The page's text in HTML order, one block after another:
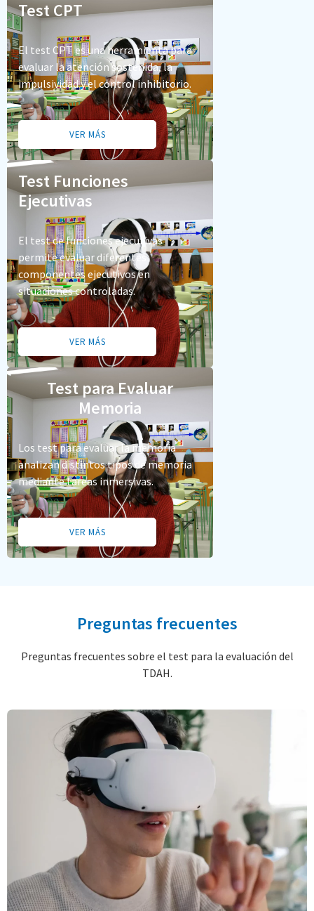
Test CPT
El test CPT es una herramienta para
evaluar la atención sostenida, la
impulsividad y el control inhibitorio.
VER MÁS
Test Funciones
Ejecutivas
El test de funciones ejecutivas
permite evaluar diferentes
componentes ejecutivos en
situaciones controladas.
VER MÁS
Test para Evaluar
Memoria
Los test para evaluar la memoria
analizan distintos tipos de memoria
mediante tareas inmersivas.
VER MÁS
Preguntas frecuentes
Preguntas frecuentes sobre el test para la evaluación del
TDAH.